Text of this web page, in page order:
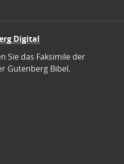
Digital
Sie das Faksimile der
Gutenberg Bibel.